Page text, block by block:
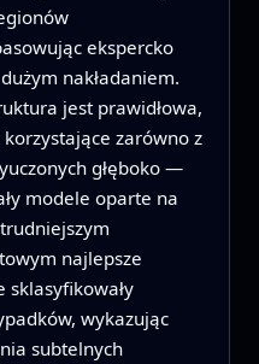
ekspercko
nakładaniem.
jest prawidłowa,
zarówno z
głęboko —
modele oparte na
najlepsze
sklasyfikowały
wykazując
subtelnych